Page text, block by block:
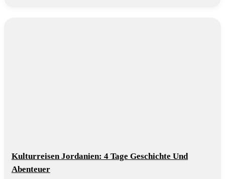
Kulturreisen Jordanien: 4 Tage Geschichte Und
Abenteuer